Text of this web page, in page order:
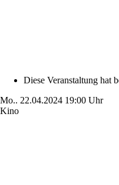
Diese Veranstaltung hat
Mo.. 22.04.2024 19:00 Uhr
Kino